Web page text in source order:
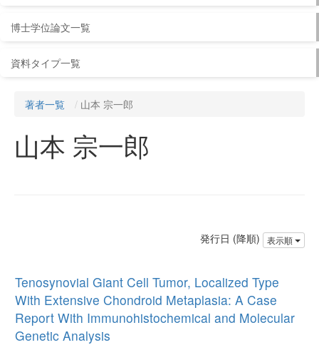
博士学位論文一覧
資料タイプ一覧
著者一覧 山本 宗一郎
山本 宗一郎
発行日 (降順) 表示順
Tenosynovial Giant Cell Tumor, Localized Type
With Extensive Chondroid Metaplasia: A Case
Report With Immunohistochemical and Molecular
Genetic Analysis